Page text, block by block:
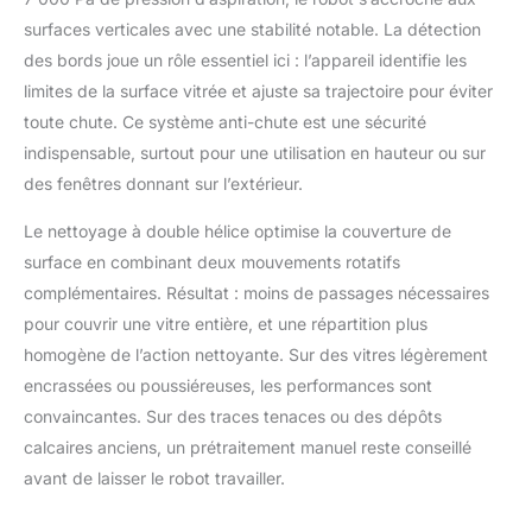
Comme un nettoyage
manuel, mais en mieux
! Deux disques rotatifs
travaillent en
mouvements
Cette technologie
efficacement que les
méthodes linéaires et
évite les traces – pour
un résultat éclatant,
d’oiseaux ou aux
poussières tenaces.
COMMANDE
INTELLIGENTE &
AUTOMATIQUE : La
surfaces verticales avec une stabilité notable. La détection
des bords joue un rôle essentiel ici : l’appareil identifie les
limites de la surface vitrée et ajuste sa trajectoire pour éviter
toute chute. Ce système anti-chute est une sécurité
indispensable, surtout pour une utilisation en hauteur ou sur
des fenêtres donnant sur l’extérieur.
Le nettoyage à double hélice optimise la couverture de
surface en combinant deux mouvements rotatifs
complémentaires. Résultat : moins de passages nécessaires
pour couvrir une vitre entière, et une répartition plus
homogène de l’action nettoyante. Sur des vitres légèrement
encrassées ou poussiéreuses, les performances sont
convaincantes. Sur des traces tenaces ou des dépôts
calcaires anciens, un prétraitement manuel reste conseillé
avant de laisser le robot travailler.